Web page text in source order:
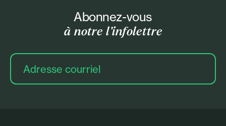
Abonnez-vous
à notre l’infolettre
Adresse
courriel